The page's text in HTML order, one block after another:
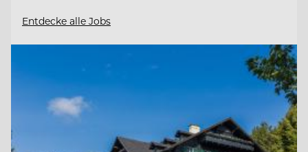
Entdecke alle Jobs